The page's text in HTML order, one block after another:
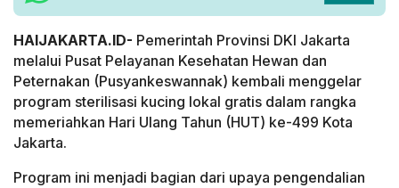
HAIJAKARTA.ID- Pemerintah Provinsi DKI Jakarta
melalui Pusat Pelayanan Kesehatan Hewan dan
Peternakan (Pusyankeswannak) kembali menggelar
program sterilisasi kucing lokal gratis dalam rangka
memeriahkan Hari Ulang Tahun (HUT) ke-499 Kota
Jakarta.
Program ini menjadi bagian dari upaya pengendalian